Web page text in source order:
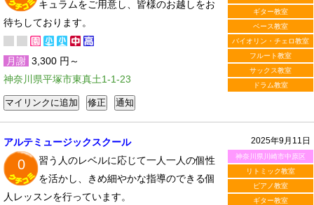
ギター教室
ベース教室
バイオリン・チェロ教室
フルート教室
サックス教室
ドラム教室
キュラムをご用意し、皆様のお越しをお
待ちしております。
月謝 3,300 円～
神奈川県平塚市東真土1-1-23
2025年9月11日
神奈川県川崎市中原区
リトミック教室
ピアノ教室
ギター教室
アルテミュージックスクール
0
習う人のレベルに応じて一人一人の個性
を活かし、きめ細やかな指導のできる個
人レッスンを行っています。